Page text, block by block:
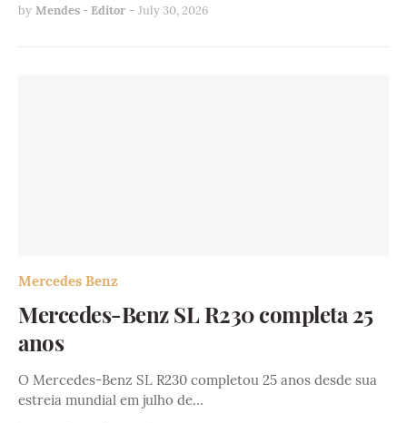
by Mendes - Editor - July 30, 2026
Mercedes Benz
Mercedes-Benz SL R230 completa 25
anos
O Mercedes-Benz SL R230 completou 25 anos desde sua
estreia mundial em julho de…